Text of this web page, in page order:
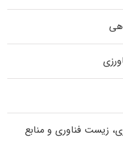
زیست فناوری و منابع